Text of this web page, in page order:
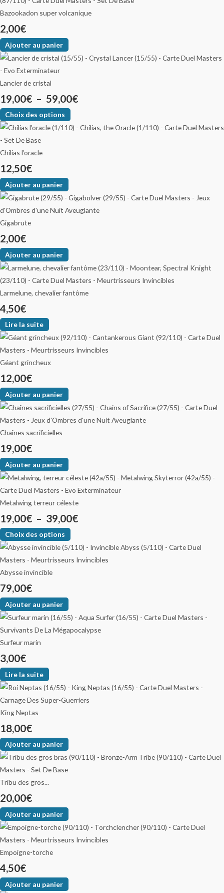
Bazookadon super volcanique
2,00€
Ajouter au panier
Lancier de cristal
19,00€ – 59,00€
Choix des options
Chilias l’oracle
12,50€
Ajouter au panier
Gigabrute
2,00€
Ajouter au panier
Larmelune, chevalier fantôme
4,50€
Lire la suite
Géant grincheux
12,00€
Ajouter au panier
Chaînes sacrificielles
19,00€
Ajouter au panier
Metalwing terreur céleste
19,00€ – 39,00€
Choix des options
Abysse invincible
79,00€
Ajouter au panier
Surfeur marin
3,00€
Lire la suite
King Neptas
18,00€
Ajouter au panier
Tribu des gros...
20,00€
Ajouter au panier
Empoigne-torche
4,50€
Ajouter au panier